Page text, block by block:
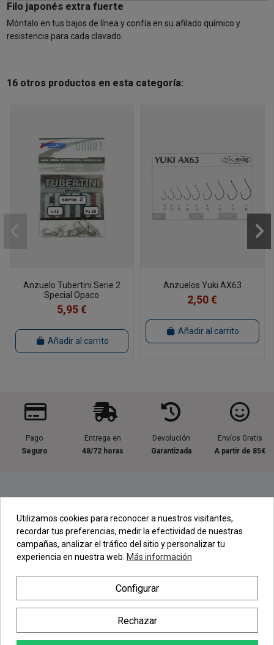
Filo japonés extra fuerte
Móntalo en tus bajos de línea y confía en su afilado químico y
resistencia para cada clavado.
16 otros productos en esta categoría:
Anzuelo Tubertini Serie 2
Special Opaco
5,95 €
Añadir al carrito
Anzuelos Yuki AX63
2,50 €
Añadir al carrito
Pago
Seguro
Entrega en
48/72 horas
Devolución
Garantizada
Envíos Gratis
A partir de 85€
Contacta con nosotros
Regístrate en nuestra Newsletter
Newsletter
Utilizamos cookies para reconocer a nuestros visitantes,
recordar tus preferencias, medir la efectividad de nuestras
campañas, analizar el tráfico del sitio y personalizar tu
experiencia en nuestra web. Más información
Configurar
Rechazar